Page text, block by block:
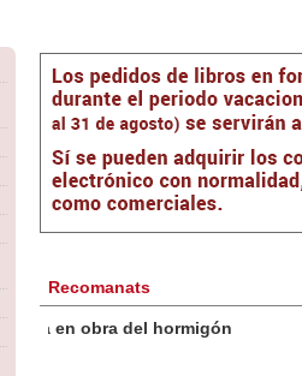
Recomanats
Botánica Agroalimentaria